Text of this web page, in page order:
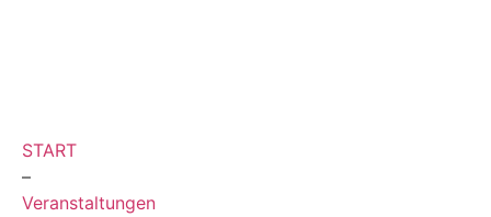
START
–
Veranstaltungen